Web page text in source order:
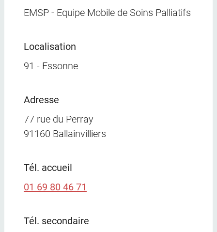
EMSP - Equipe Mobile de Soins Palliatifs
Localisation
91 - Essonne
Adresse
77 rue du Perray
91160 Ballainvilliers
Tél. accueil
01 69 80 46 71
Tél. secondaire